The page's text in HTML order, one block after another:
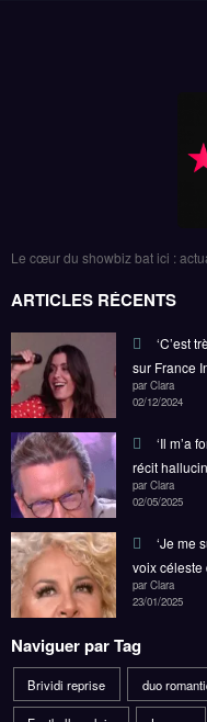
sur France
par Clara
02/12/2024
récit
par Clara
02/05/2025
voix céleste
par Clara
23/01/2025
Brividi reprise duo
Football anglais Louane